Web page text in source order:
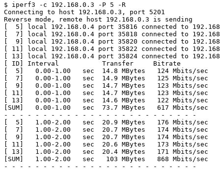
$ iperf3 -c 192.168.0.3 -P 5 -R
Connecting to host 192.168.0.3, port 5201
Reverse mode, remote host 192.168.0.3 is sending
[  5] local 192.168.0.4 port 35816 connected to
[  7] local 192.168.0.4 port 35818 connected to
[  9] local 192.168.0.4 port 35820 connected to
[ 11] local 192.168.0.4 port 35822 connected to
[ 13] local 192.168.0.4 port 35824 connected to
[ ID] Interval           Transfer     Bitrate
[  5]   0.00-1.00   sec  14.8 MBytes
[  7]   0.00-1.00   sec  14.9 MBytes
[  9]   0.00-1.00   sec  14.7 MBytes
[ 11]   0.00-1.00   sec  14.7 MBytes
[ 13]   0.00-1.00   sec  14.6 MBytes
[SUM]   0.00-1.00   sec  73.7 MBytes
- - - - - - - - - - - - - - - - - - - - - - - - -
[  5]   1.00-2.00   sec  20.9 MBytes
[  7]   1.00-2.00   sec  20.7 MBytes
[  9]   1.00-2.00   sec  20.7 MBytes
[ 11]   1.00-2.00   sec  20.6 MBytes
[ 13]   1.00-2.00   sec  20.4 MBytes
[SUM]   1.00-2.00   sec   103 MBytes
- - - - - - - - - - - - - - - - - - - - - - - - -